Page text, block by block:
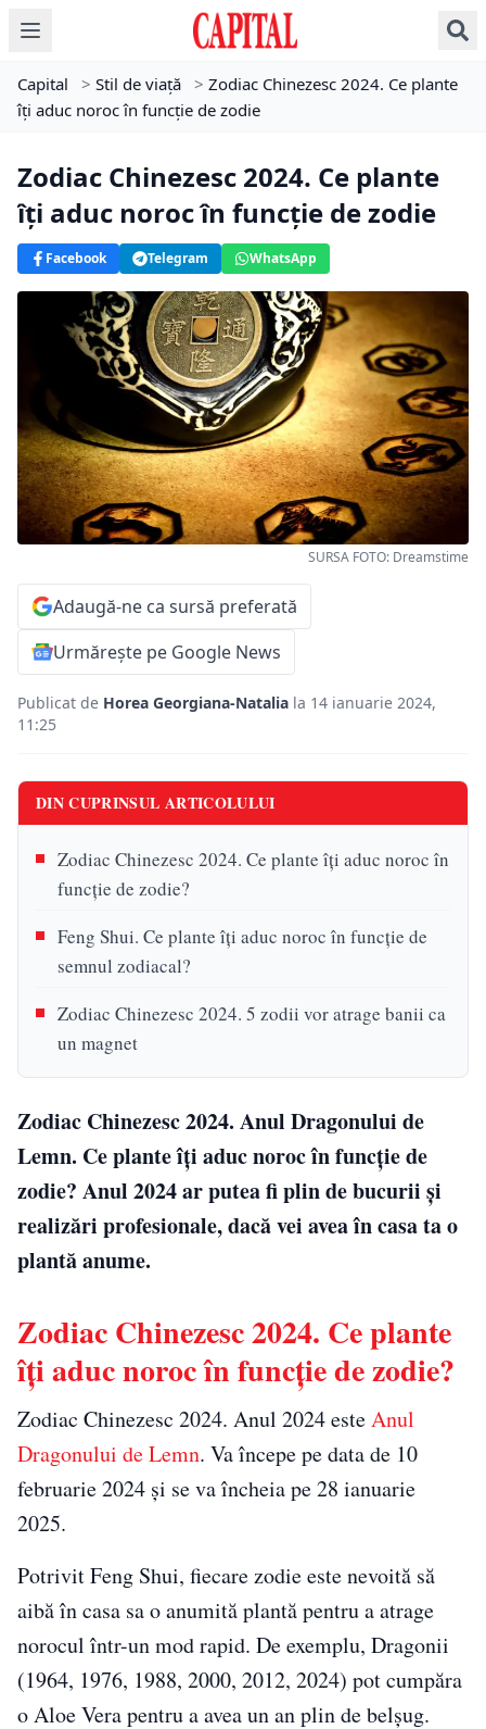
Capital > Stil de viață > Zodiac Chinezesc 2024. Ce plante
îți aduc noroc în funcție de zodie
Zodiac Chinezesc 2024. Ce plante
îți aduc noroc în funcție de zodie
Facebook Telegram WhatsApp
SURSA FOTO: Dreamstime
Adaugă-ne ca sursă preferată
Urmărește pe Google News
Publicat de Horea Georgiana-Natalia la 14 ianuarie 2024,
11:25
DIN CUPRINSUL ARTICOLULUI
Zodiac Chinezesc 2024. Ce plante îți aduc noroc în
funcție de zodie?
Feng Shui. Ce plante îți aduc noroc în funcție de
semnul zodiacal?
Zodiac Chinezesc 2024. 5 zodii vor atrage banii ca
un magnet
Zodiac Chinezesc 2024. Anul Dragonului de
Lemn. Ce plante îți aduc noroc în funcție de
zodie? Anul 2024 ar putea fi plin de bucurii și
realizări profesionale, dacă vei avea în casa ta o
plantă anume.
Zodiac Chinezesc 2024. Ce plante
îți aduc noroc în funcție de zodie?
Zodiac Chinezesc 2024. Anul 2024 esteAnul
Dragonului de Lemn. Va începe pe data de 10
februarie 2024 și se va încheia pe 28 ianuarie
2025.
Potrivit Feng Shui, fiecare zodie este nevoită să
aibă în casa sa o anumită plantă pentru a atrage
norocul într-un mod rapid. De exemplu, Dragonii
(1964, 1976, 1988, 2000, 2012, 2024) pot cumpăra
o Aloe Vera pentru a avea un an plin de belșug.